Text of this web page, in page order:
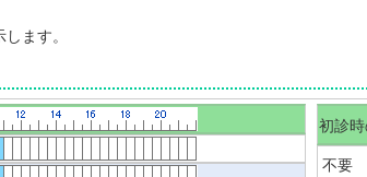
ます。
初診
不要